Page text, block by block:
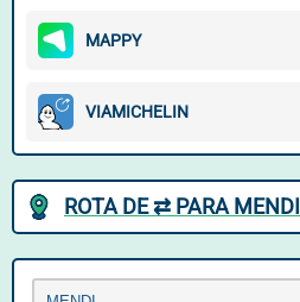
MAPPY
VIAMICHELIN
ROTA DE ⇄ PARA MENDI